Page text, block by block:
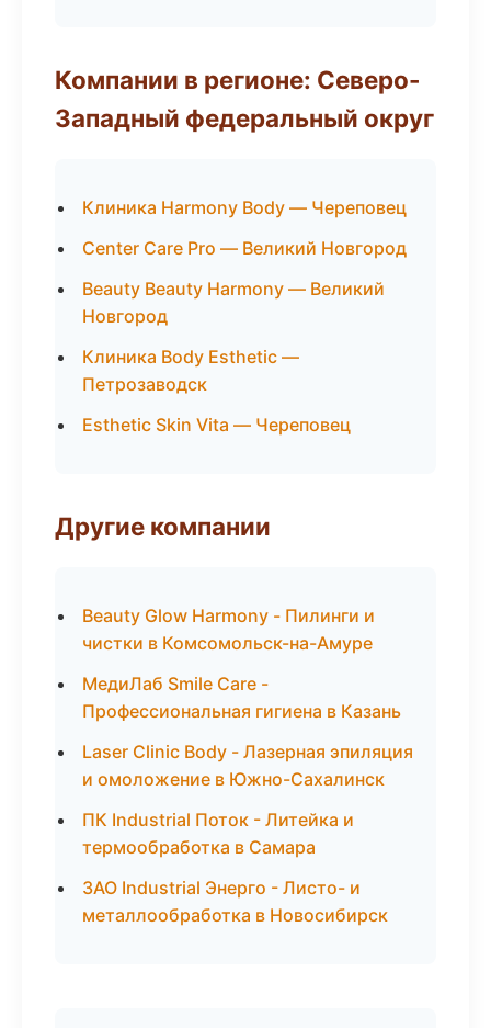
Компании в регионе: Северо-
Западный федеральный округ
Клиника Harmony Body — Череповец
Center Care Pro — Великий Новгород
Beauty Beauty Harmony — Великий
Новгород
Клиника Body Esthetic —
Петрозаводск
Esthetic Skin Vita — Череповец
Другие компании
Beauty Glow Harmony - Пилинги и
чистки в Комсомольск-на-Амуре
МедиЛаб Smile Care -
Профессиональная гигиена в Казань
Laser Clinic Body - Лазерная эпиляция
и омоложение в Южно-Сахалинск
ПК Industrial Поток - Литейка и
термообработка в Самара
ЗАО Industrial Энерго - Листо- и
металлообработка в Новосибирск